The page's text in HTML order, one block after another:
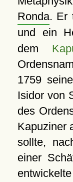
Ronda. Er
und ein
dem
1759
Isidor von
des
Kapuziner
sollte,
einer